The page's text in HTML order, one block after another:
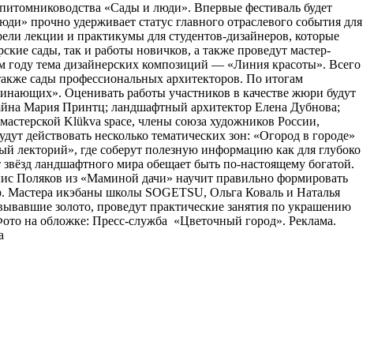
«Сады и люди». Впервые фестиваль будет
прочно удерживает статус главного отраслевого события для
лекции и практикумы для студентов-дизайнеров, которые
сады, так и работы новичков, а также проведут мастер-
тема дизайнерских композиций — «Линия красоты». Всего
сады профессиональных архитекторов. По итогам
Оценивать работы участников в качестве жюри будут
Мария Принтц; ландшафтный архитектор Елена Дубнова;
Klükva space, члены союза художников России,
действовать несколько тематических зон: «Огород в городе»
лекторий», где соберут полезную информацию как для глубоко
ландшафтного мира обещает быть по-настоящему богатой.
Поляков из «Маминой дачи» научит правильно формировать
Мастера икэбаны школы SOGETSU, Ольга Коваль и Наталья
золото, проведут практические занятия по украшению
на обложке: Пресс-служба «Цветочный город». Реклама.